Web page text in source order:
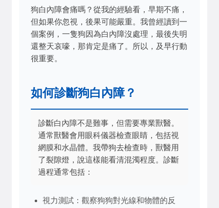
狗白內障會痛嗎？從我的經驗看，早期不痛，
但如果你忽視，後果可能嚴重。我曾經讀到一
個案例，一隻狗因為白內障沒處理，最後失明
還整天哀嚎，那肯定是痛了。所以，及早行動
很重要。
如何診斷狗白內障？
診斷白內障不是難事，但需要專業獸醫。
通常獸醫會用眼科儀器檢查眼睛，包括視
網膜和水晶體。我帶狗去檢查時，獸醫用
了裂隙燈，說這樣能看清混濁程度。診斷
過程通常包括：
視力測試：觀察狗狗對光線和物體的反